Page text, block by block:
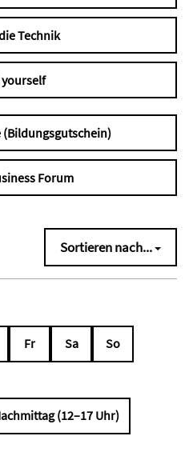
Technik
yourself
Forum
Sortieren nach...
Fr Sa So
(12–17 Uhr)